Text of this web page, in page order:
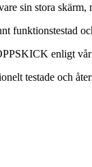
sin stora
funktionstestad
enligt vår
testade och